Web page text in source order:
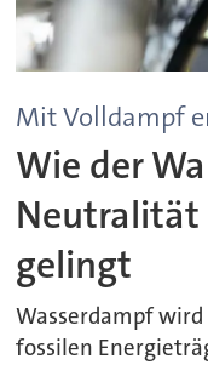
Mit Volldampf
Wie der
Neutralität
gelingt
Wasserdampf
fossilen